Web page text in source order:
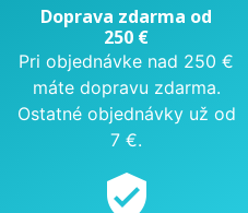
Doprava zdarma od
250 €
Pri objednávke nad 250 €
máte dopravu zdarma.
Ostatné objednávky už od
7 €.
verified_user